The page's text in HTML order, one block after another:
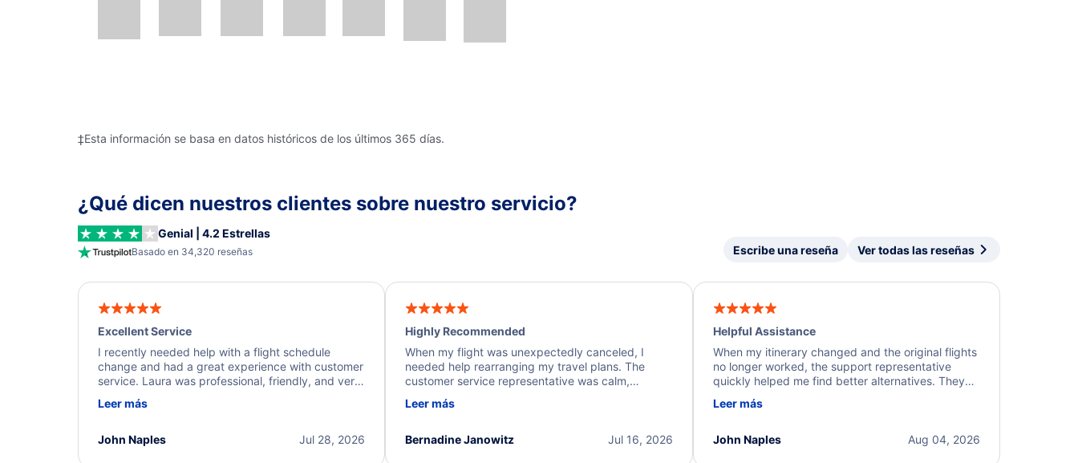
‡Esta información se basa en datos históricos de los últimos 365 días.
¿Qué dicen nuestros clientes sobre nuestro servicio?
Genial | 4.2 Estrellas
Basado en 34,320 reseñas Escribe una reseña Ver todas las reseñas
Excellent Service
I recently needed help with a flight schedule
change and had a great experience with customer
service. Laura was professional, friendly, and very
a solution and kept me informed of the next steps.
Leer más
Jul 28, 2026
John Naples
Highly Recommended
When my flight was unexpectedly canceled, I
needed help rearranging my travel plans. The
customer service representative was calm,
process. They quickly found alternative flight
I truly appreciate the excellent support and
Leer más
Jul 16, 2026
Bernadine Janowitz
Helpful Assistance
When my itinerary changed and the original flights
no longer worked, the support representative
quickly helped me find better alternatives. They
beyond to resolve the issue. I'm grateful for the
Leer más
Aug 04, 2026
John Naples